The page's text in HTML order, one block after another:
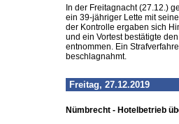
In der Freitagnacht (27.12.)
ein 39-jähriger Lette mit
der Kontrolle ergaben sich
und ein Vortest bestätigte
entnommen. Ein
beschlagnahmt.
Freitag, 27.12.2019
Nümbrecht - Hotelbetrieb